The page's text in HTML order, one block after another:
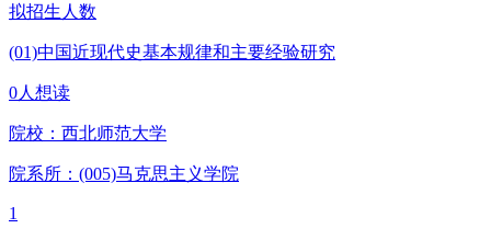
拟招生人数
(01)中国近现代史基本规律和主要经验研究
0人想读
院校： 西北师范大学
院系所：(005)马克思主义学院
1